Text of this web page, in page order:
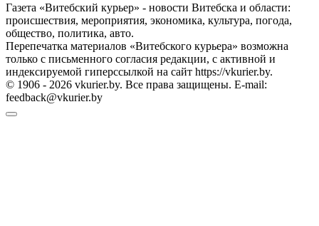
Газета «Витебский курьер» - новости Витебска и области:
происшествия, мероприятия, экономика, культура, погода,
общество, политика, авто.
Перепечатка материалов «Витебского курьера» возможна
только с письменного согласия редакции, с активной и
индексируемой гиперссылкой на сайт https://vkurier.by.
© 1906 - 2026 vkurier.by. Все права защищены. E-mail:
feedback@vkurier.by